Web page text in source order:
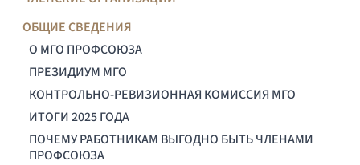
ОБЩИЕ СВЕДЕНИЯ
О МГО ПРОФСОЮЗА
ПРЕЗИДИУМ МГО
КОНТРОЛЬНО-РЕВИЗИОННАЯ КОМИССИЯ МГО
ИТОГИ 2025 ГОДА
ПОЧЕМУ РАБОТНИКАМ ВЫГОДНО БЫТЬ ЧЛЕНАМИ
ПРОФСОЮЗА